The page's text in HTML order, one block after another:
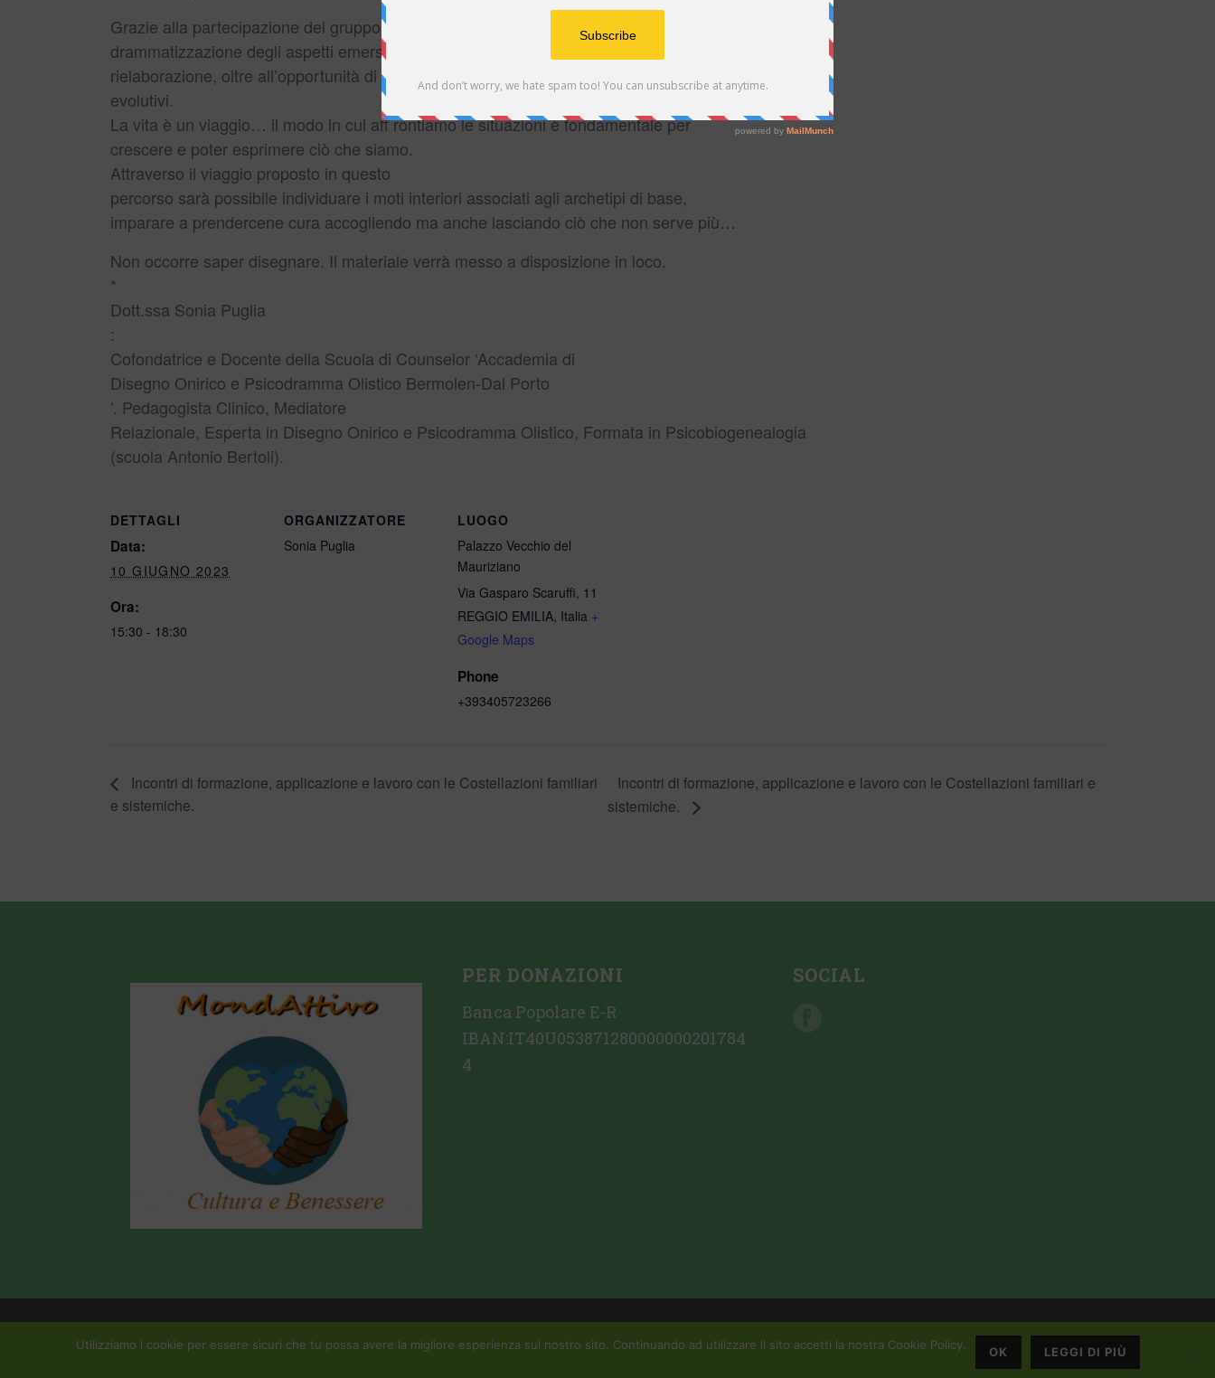
Grazie alla partecipazione del gruppo, lo Psicodramma Olistico permette la
drammatizzazione degli aspetti emersi, off rendo ulteriore possibilità di focalizzazione e
rielaborazione, oltre all’opportunità di interiorizzare nuovi contenuti funzionali ed
evolutivi.
La vita è un viaggio… il modo in cui aff rontiamo le situazioni è fondamentale per
crescere e poter esprimere ciò che siamo.
Attraverso il viaggio proposto in questo
percorso sarà possibile individuare i moti interiori associati agli archetipi di base,
imparare a prendercene cura accogliendo ma anche lasciando ciò che non serve più…
Non occorre saper disegnare. Il materiale verrà messo a disposizione in loco.
*
Dott.ssa Sonia Puglia
:
Cofondatrice e Docente della Scuola di Counselor ‘Accademia di
Disegno Onirico e Psicodramma Olistico Bermolen-Dal Porto
’. Pedagogista Clinico, Mediatore
Relazionale, Esperta in Disegno Onirico e Psicodramma Olistico, Formata in Psicobiogenealogia
(scuola Antonio Bertoli).
DETTAGLI
Data:
10 GIUGNO 2023
Ora:
15:30 - 18:30
ORGANIZZATORE
Sonia Puglia
LUOGO
Palazzo Vecchio del
Mauriziano
Via Gasparo Scaruffi, 11
REGGIO EMILIA, Italia +
Google Maps
Phone
+393405723266
Incontri di formazione, applicazione e lavoro con le Costellazioni familiari
e sistemiche.
Incontri di formazione, applicazione e lavoro con le Costellazioni familiari e
sistemiche.
PER DONAZIONI
Banca Popolare E-R
IBAN:IT40U053871280000000201784
4
SOCIAL
Utilizziamo i cookie per essere sicuri che tu possa avere la migliore esperienza sul nostro sito. Continuando ad utilizzare il sito accetti la nostra Cookie Policy. OK LEGGI DI PIÙ